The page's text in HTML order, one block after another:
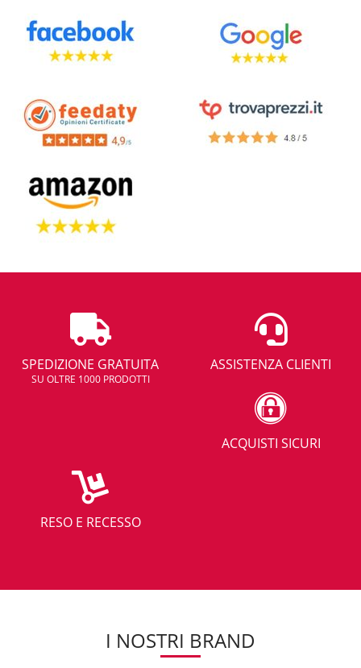
SPEDIZIONE GRATUITA
SU OLTRE 1000 PRODOTTI
ASSISTENZA CLIENTI
ACQUISTI SICURI
RESO E RECESSO
I NOSTRI BRAND